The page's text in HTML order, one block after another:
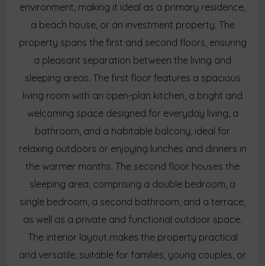
environment, making it ideal as a primary residence,
a beach house, or an investment property. The
property spans the first and second floors, ensuring
a pleasant separation between the living and
sleeping areas. The first floor features a spacious
living room with an open-plan kitchen, a bright and
welcoming space designed for everyday living, a
bathroom, and a habitable balcony, ideal for
relaxing outdoors or enjoying lunches and dinners in
the warmer months. The second floor houses the
sleeping area, comprising a double bedroom, a
single bedroom, a second bathroom, and a terrace,
as well as a private and functional outdoor space.
The interior layout makes the property practical
and versatile, suitable for families, young couples, or